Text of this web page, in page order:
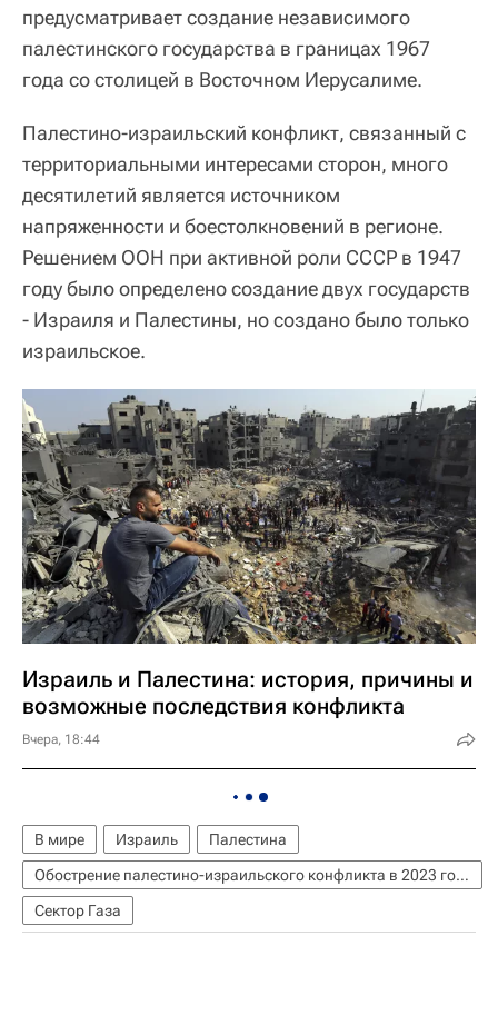
предусматривает создание независимого
палестинского государства в границах 1967
года со столицей в Восточном Иерусалиме.
Палестино-израильский конфликт, связанный с
территориальными интересами сторон, много
десятилетий является источником
напряженности и боестолкновений в регионе.
Решением ООН при активной роли СССР в 1947
году было определено создание двух государств
- Израиля и Палестины, но создано было только
израильское.
Израиль и Палестина: история, причины и
возможные последствия конфликта
Вчера, 18:44
В мире Израиль
Палестина
Обострение палестино-израильского конфликта в 2023 году
Сектор Газа